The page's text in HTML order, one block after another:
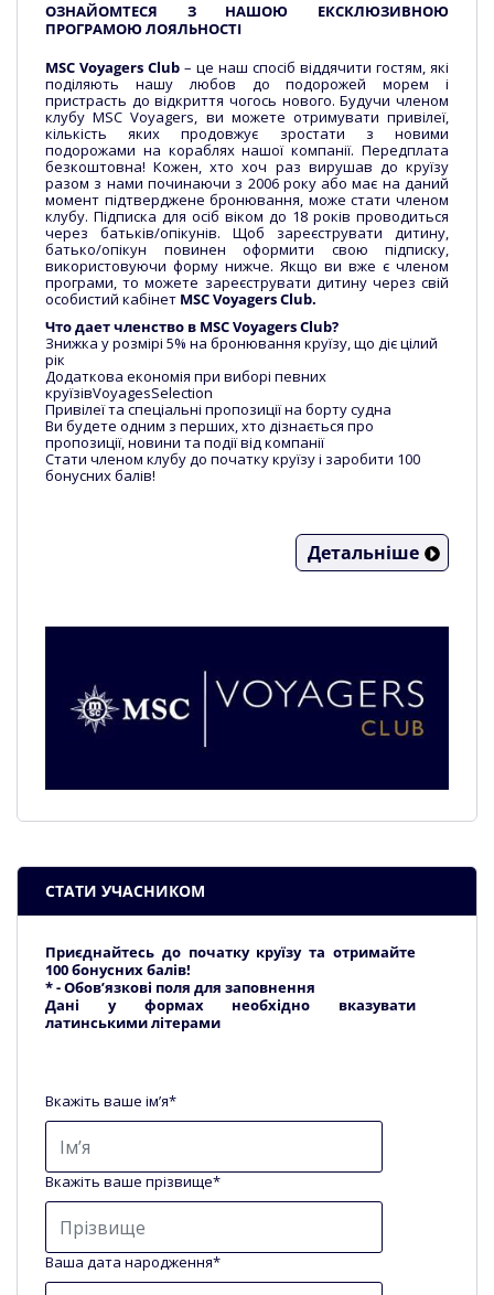
ОЗНАЙОМТЕСЯ З НАШОЮ ЕКСКЛЮЗИВНОЮ
ПРОГРАМОЮ ЛОЯЛЬНОСТІ
MSC Voyagers Club – це наш спосіб віддячити гостям, які
поділяють нашу любов до подорожей морем і
пристрасть до відкриття чогось нового. Будучи членом
клубу MSC Voyagers, ви можете отримувати привілеї,
кількість яких продовжує зростати з новими
подорожами на кораблях нашої компанії. Передплата
безкоштовна! Кожен, хто хоч раз вирушав до круїзу
разом з нами починаючи з 2006 року або має на даний
момент підтверджене бронювання, може стати членом
клубу. Підписка для осіб віком до 18 років проводиться
через батьків/опікунів. Щоб зареєструвати дитину,
батько/опікун повинен оформити свою підписку,
використовуючи форму нижче. Якщо ви вже є членом
програми, то можете зареєструвати дитину через свій
особистий кабінет MSC Voyagers Club.
Что дает членство в MSC Voyagers Club?
Знижка у розмірі 5% на бронювання круїзу, що діє цілий
рік
Додаткова економія при виборі певних
круїзівVoyagesSelection
Привілеї та спеціальні пропозиції на борту судна
Ви будете одним з перших, хто дізнається про
пропозиції, новини та події від компанії
Стати членом клубу до початку круїзу і заробити 100
бонусних балів!
Детальніше
СТАТИ УЧАСНИКОМ
Приєднайтесь до початку круїзу та отримайте
100 бонусних балів!
* - Обов’язкові поля для заповнення
Дані у формах необхідно вказувати
латинськими літерами
Вкажіть ваше ім’я*
Вкажіть ваше прізвище*
Ваша дата народження*